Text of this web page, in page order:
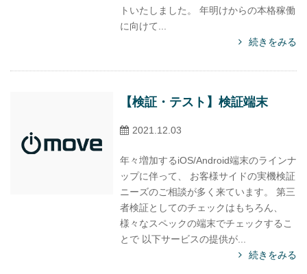
トいたしました。 年明けからの本格稼働
に向けて...
続きをみる
【検証・テスト】検証端末
2021.12.03
年々増加するiOS/Android端末のラインナ
ップに伴って、 お客様サイドの実機検証
ニーズのご相談が多く来ています。 第三
者検証としてのチェックはもちろん、
様々なスペックの端末でチェックするこ
とで 以下サービスの提供が...
続きをみる